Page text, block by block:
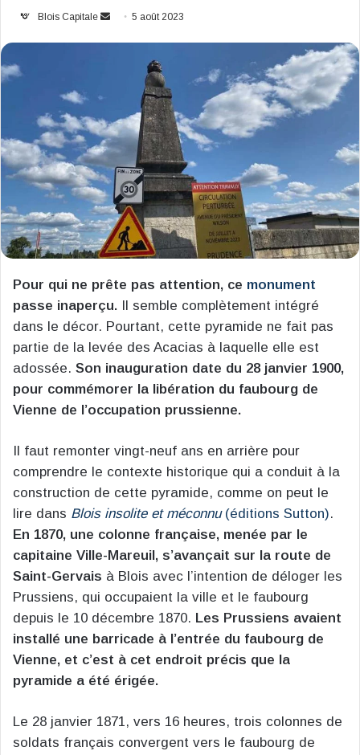
Blois Capitale
Envoyer5 août 2023
Pour qui ne prête pas attention, ce monument
passe inaperçu. Il semble complètement intégré
dans le décor. Pourtant, cette pyramide ne fait pas
partie de la levée des Acacias à laquelle elle est
adossée. Son inauguration date du 28 janvier 1900,
pour commémorer la libération du faubourg de
Vienne de l’occupation prussienne.
Il faut remonter vingt-neuf ans en arrière pour
comprendre le contexte historique qui a conduit à la
construction de cette pyramide, comme on peut le
lire dans Blois insolite et méconnu(éditions Sutton).
En 1870, une colonne française, menée par le
capitaine Ville-Mareuil, s’avançait sur la route de
Saint-Gervais à Blois avec l’intention de déloger les
Prussiens, qui occupaient la ville et le faubourg
depuis le 10 décembre 1870. Les Prussiens avaient
installé une barricade à l’entrée du faubourg de
Vienne, et c’est à cet endroit précis que la
pyramide a été érigée.
Le 28 janvier 1871, vers 16 heures, trois colonnes de
soldats français convergent vers le faubourg de